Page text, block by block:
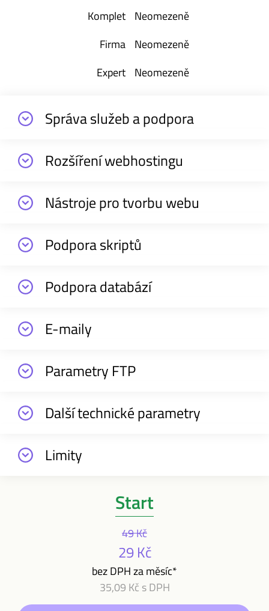
Neomezeně
Neomezeně
Neomezeně
Správa služeb a podpora
Rozšíření webhostingu
Nástroje pro tvorbu webu
Podpora skriptů
Podpora databází
E-maily
Parametry FTP
Další technické parametry
Limity
Start
49 Kč
29 Kč
bez DPH za měsíc*
35,09 Kč s DPH